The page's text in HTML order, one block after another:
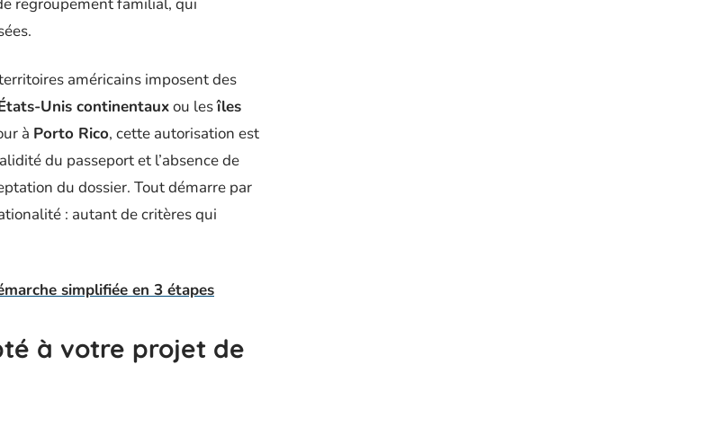
américains imposent des
Unis continentauxou lesîles
à Porto Rico, cette autorisation est
du passeport et l’absence de
du dossier. Tout démarre par
: autant de critères qui
simplifiée en 3 étapes
à votre projet de